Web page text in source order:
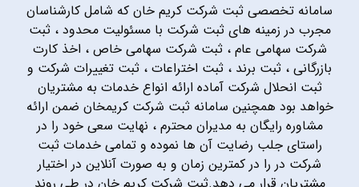
سامانه تخصصی ثبت شرکت کریم خان که شامل کارشناسان
مجرب در زمینه های ثبت شرکت با مسئولیت محدود ، ثبت
شرکت سهامی عام ، ثبت شرکت سهامی خاص ، اخذ کارت
بازرگانی ، ثبت برند ، ثبت اختراعات ، ثبت تغییرات شرکت و
ثبت انحلال شرکت آماده ارائه انواع خدمات به مشتریان
خواهد بود همچنین سامانه ثبت شرکت کریمخان ضمن ارائه
مشاوره رایگان به مدیران محترم ، نهایت سعی خود را در
راستای جلب رضایت آن ها نموده و تمامی خدمات ثبت
شرکت در را در کمترین زمان و به صورت آنلاین در اختیار